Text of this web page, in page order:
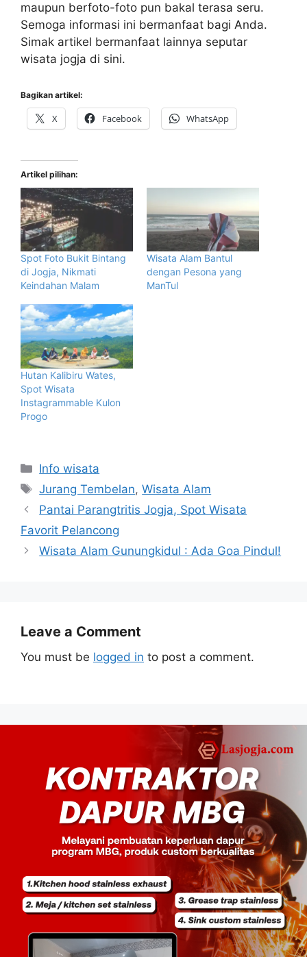
maupun berfoto-foto pun bakal terasa seru.
Semoga informasi ini bermanfaat bagi Anda.
Simak artikel bermanfaat lainnya seputar
wisata jogja di sini.
Bagikan artikel:
X Facebook WhatsApp
Artikel pilihan:
Spot Foto Bukit Bintang
di Jogja, Nikmati
Keindahan Malam
Wisata Alam Bantul
dengan Pesona yang
ManTul
Hutan Kalibiru Wates,
Spot Wisata
Instagrammable Kulon
Progo
Categories
Info wisata
Tags
Jurang Tembelan,Wisata Alam
Pantai Parangtritis Jogja, Spot Wisata
Favorit Pelancong
Wisata Alam Gunungkidul : Ada Goa Pindul!
Leave a Comment
You must be logged in to post a comment.